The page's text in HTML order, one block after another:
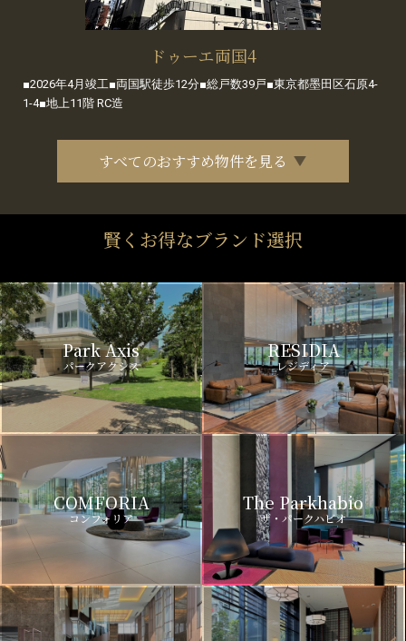
ドゥーエ両国4
■2026年4月竣工■両国駅徒歩12分■総戸数39戸■東京都墨田区石原4-
1-4■地上11階 RC造
すべてのおすすめ物件を見る
賢くお得なブランド選択
Park Axis
パークアクシス
RESIDIA
レジディア
COMFORIA
コンフォリア
The Parkhabio
ザ・パークハビオ